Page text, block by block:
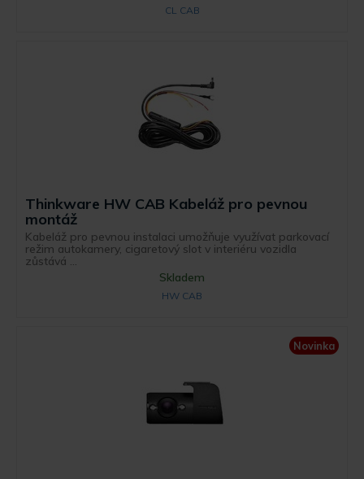
CL CAB
Thinkware HW CAB Kabeláž pro pevnou
montáž
Kabeláž pro pevnou instalaci umožňuje využívat parkovací
režim autokamery, cigaretový slot v interiéru vozidla
zůstává ...
Skladem
HW CAB
Novinka